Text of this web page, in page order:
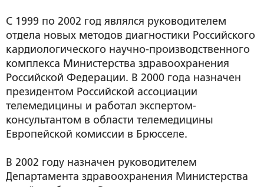
C 1999 по 2002 год являлся руководителем
отдела новых методов диагностики Российского
кардиологического научно-производственного
комплекса Министерства здравоохранения
Российской Федерации. В 2000 года назначен
президентом Российской ассоциации
телемедицины и работал экспертом-
консультантом в области телемедицины
Европейской комиссии в Брюсселе.
В 2002 году назначен руководителем
Департамента здравоохранения Министерства